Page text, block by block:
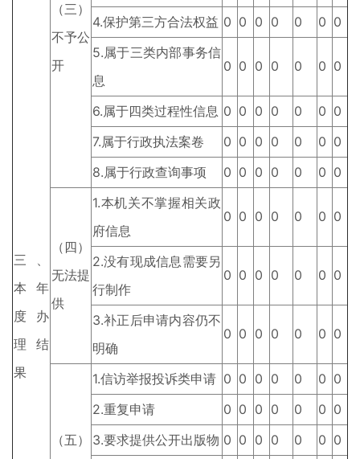
三、
本年
度办
理结
果
（三）
不予公
开
4.保护第三方合法权益 0 0 0 0 0 0 0
5.属于三类内部事务信
息
0 0 0 0 0 0 0
6.属于四类过程性信息 0 0 0 0 0 0 0
7.属于行政执法案卷
0 0 0 0 0 0 0
8.属于行政查询事项
0 0 0 0 0 0 0
（四）
无法提
供
1.本机关不掌握相关政
府信息
0 0 0 0 0 0 0
2.没有现成信息需要另
行制作
0 0 0 0 0 0 0
3.补正后申请内容仍不
明确
0 0 0 0 0 0 0
（五）
1.信访举报投诉类申请 0 0 0 0 0 0 0
2.重复申请
0 0 0 0 0 0 0
3.要求提供公开出版物 0 0 0 0 0 0 0